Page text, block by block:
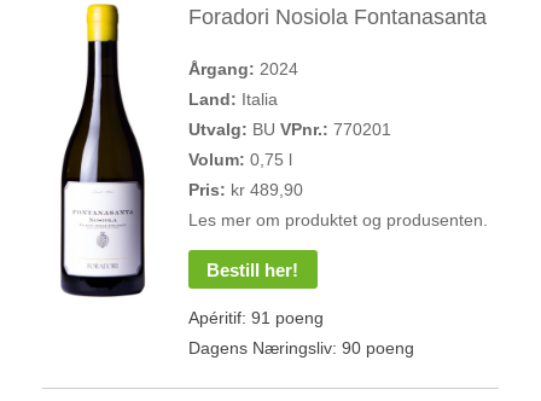
Foradori Nosiola Fontanasanta
Årgang: 2024
Land: Italia
Utvalg: BU VPnr.: 770201
Volum: 0,75 l
Pris: kr 489,90
Les mer om produktet og produsenten.
Bestill her!
Apéritif: 91 poeng
Dagens Næringsliv: 90 poeng